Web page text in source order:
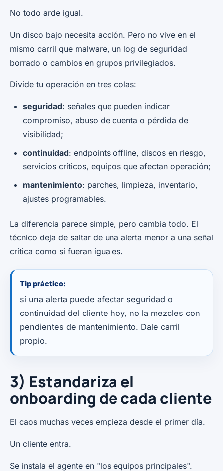
No todo arde igual.
Un disco bajo necesita acción. Pero no vive en el
mismo carril que malware, un log de seguridad
borrado o cambios en grupos privilegiados.
Divide tu operación en tres colas:
seguridad: señales que pueden indicar
compromiso, abuso de cuenta o pérdida de
visibilidad;
continuidad: endpoints offline, discos en riesgo,
servicios críticos, equipos que afectan operación;
mantenimiento: parches, limpieza, inventario,
ajustes programables.
La diferencia parece simple, pero cambia todo. El
técnico deja de saltar de una alerta menor a una señal
crítica como si fueran iguales.
Tip práctico:
si una alerta puede afectar seguridad o
continuidad del cliente hoy, no la mezcles con
pendientes de mantenimiento. Dale carril
propio.
3) Estandariza el
onboarding de cada cliente
El caos muchas veces empieza desde el primer día.
Un cliente entra.
Se instala el agente en "los equipos principales".